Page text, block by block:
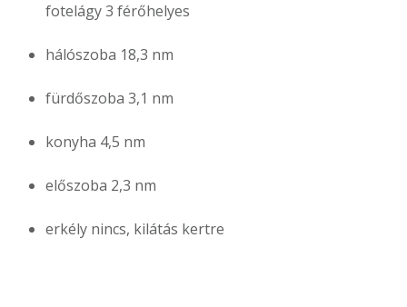
fotelágy 3 férőhelyes
hálószoba 18,3 nm
fürdőszoba 3,1 nm
konyha 4,5 nm
előszoba 2,3 nm
erkély nincs, kilátás kertre